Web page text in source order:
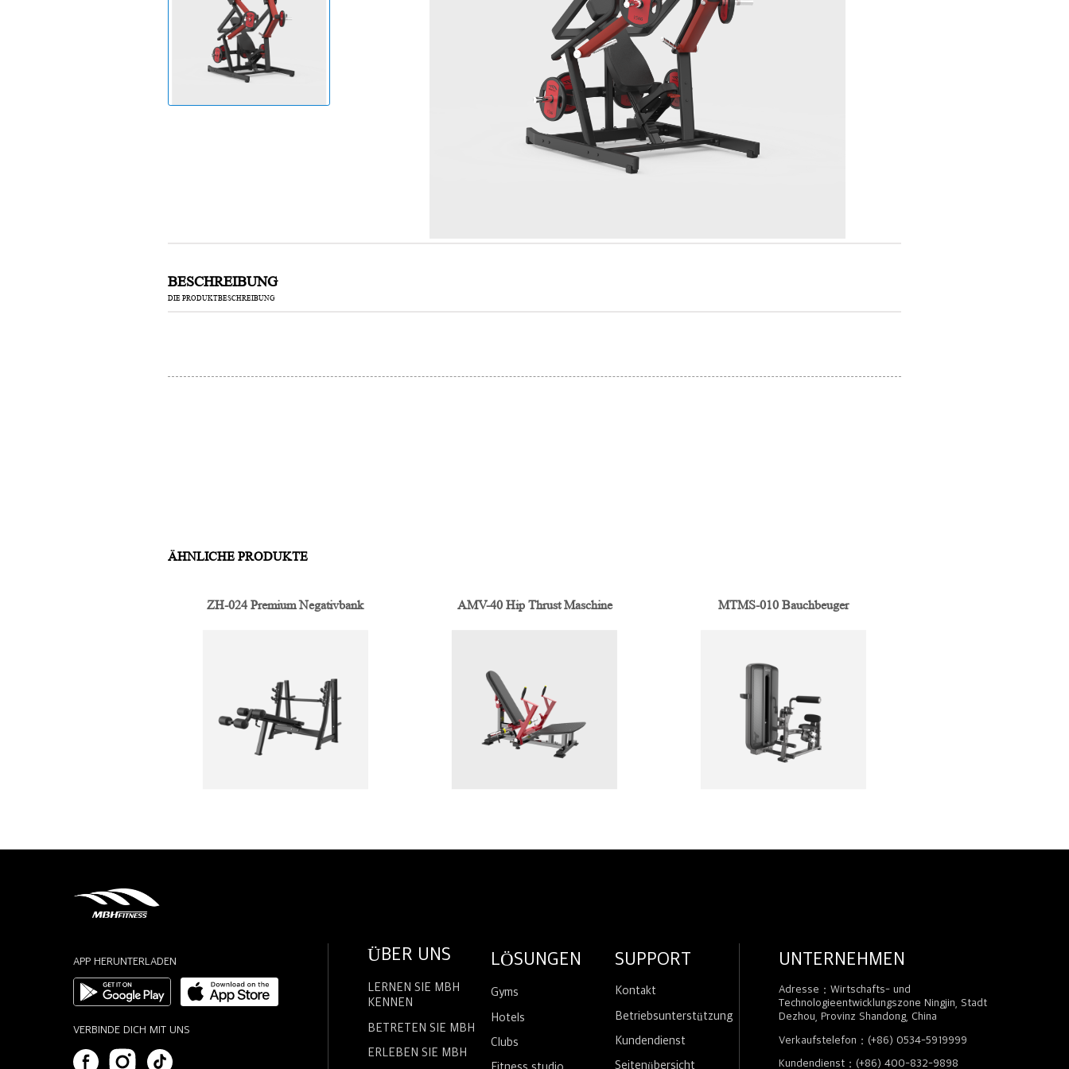
AMV Serie
BESCHREIBUNG
DIE PRODUKTBESCHREIBUNG
ÄHNLICHE PRODUKTE
ZH-024 Premium Negativbank AMV-40 Hip Thrust Maschine MTMS-010 Bauchbeuger
APP HERUNTERLADEN
VERBINDE DICH MIT UNS
ÜBER UNS
LERNEN SIE MBH
KENNEN
BETRETEN SIE MBH
ERLEBEN SIE MBH
LÖSUNGEN
Gyms
Hotels
Clubs
SUPPORT
Kontakt
Betriebsunterstützung
Kundendienst
Seitenübersicht
UNTERNEHMEN
Adresse：Wirtschafts- und
Technologieentwicklungszone Ningjin, Stadt
Dezhou, Provinz Shandong, China
Verkaufstelefon：(+86) 0534-5919999
Kundendienst：(+86) 400-832-9898